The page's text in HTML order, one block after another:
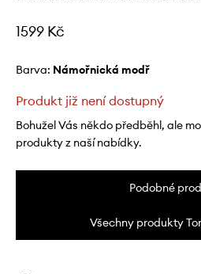
1599 Kč
Barva: námořnická modř
Produkt již není dostupný
Bohužel Vás někdo předběhl, ale
produkty z naší nabídky.
Podobné
Všechny produkty